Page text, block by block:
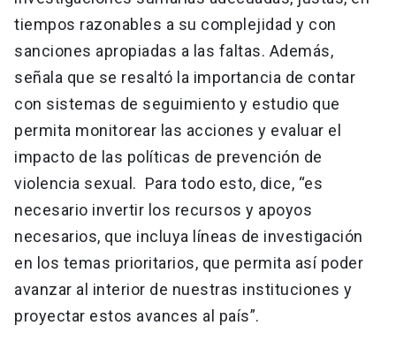
tiempos razonables a su complejidad y con
sanciones apropiadas a las faltas. Además,
señala que se resaltó la importancia de contar
con sistemas de seguimiento y estudio que
permita monitorear las acciones y evaluar el
impacto de las políticas de prevención de
violencia sexual. Para todo esto, dice, “es
necesario invertir los recursos y apoyos
necesarios, que incluya líneas de investigación
en los temas prioritarios, que permita así poder
avanzar al interior de nuestras instituciones y
proyectar estos avances al país”.